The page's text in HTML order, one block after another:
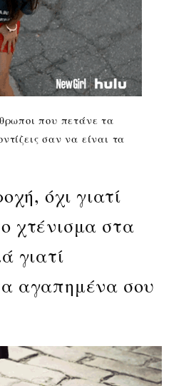
που πετάνε τα
σαν να είναι τα
όχι γιατί
χτένισμα στα
γιατί
αγαπημένα σου